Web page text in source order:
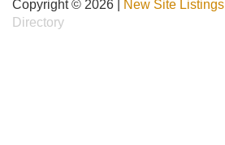
Copyright © 2026 | New Site Listings
Directory